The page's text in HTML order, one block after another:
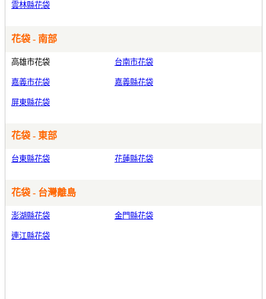
雲林縣花袋
花袋 - 南部
高雄市花袋 台南市花袋
嘉義市花袋 嘉義縣花袋
屏東縣花袋
花袋 - 東部
台東縣花袋 花蓮縣花袋
花袋 - 台灣離島
澎湖縣花袋 金門縣花袋
連江縣花袋